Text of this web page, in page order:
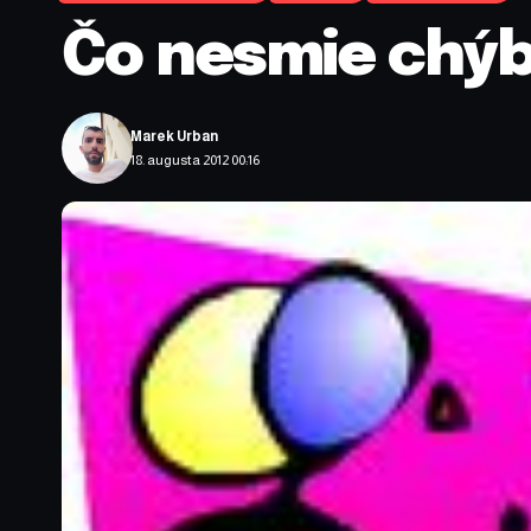
Čo nesmie
18. augusta 2012 00:16
Marek Urban